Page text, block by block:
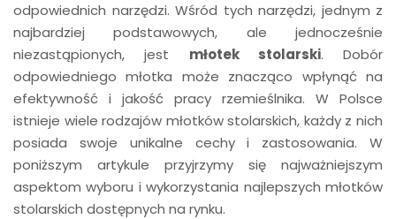
odpowiednich narzędzi. Wśród tych narzędzi, jednym z
najbardziej podstawowych, ale jednocześnie
niezastąpionych, jest młotek stolarski. Dobór
odpowiedniego młotka może znacząco wpłynąć na
efektywność i jakość pracy rzemieślnika. W Polsce
istnieje wiele rodzajów młotków stolarskich, każdy z nich
posiada swoje unikalne cechy i zastosowania. W
poniższym artykule przyjrzymy się najważniejszym
aspektom wyboru i wykorzystania najlepszych młotków
stolarskich dostępnych na rynku.